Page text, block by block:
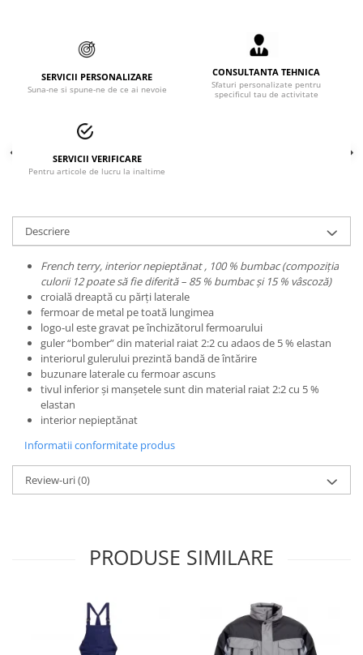
Bocanci de protectie
Cizme de protectie
Incaltaminte ESD
Pantofi fara protectie
Protectie chimica
Saboti
Manusi
Manecute
Manusi fibre speciale
Manusi fibre speciale impregnate
Manusi neopren
Manusi tricot impregnat
SERVICII PERSONALIZARE
Suna-ne si spune-ne de ce ai nevoie
CONSULTANTA TEHNICA
Sfaturi personalizate pentru
specificul tau de activitate
SERVICII VERIFICARE
Pentru articole de lucru la inaltime
Descriere
French terry, interior nepieptănat , 100 % bumbac (compoziţia
culorii 12 poate să fie diferită – 85 % bumbac şi 15 % vâscoză)
croială dreaptă cu părţi laterale
fermoar de metal pe toată lungimea
logo-ul este gravat pe închizătorul fermoarului
guler “bomber” din material raiat 2:2 cu adaos de 5 % elastan
interiorul gulerului prezintă bandă de întărire
buzunare laterale cu fermoar ascuns
tivul inferior și manșetele sunt din material raiat 2:2 cu 5 %
elastan
interior nepieptănat
Informatii conformitate produs
Review-uri(0)
PRODUSE SIMILARE